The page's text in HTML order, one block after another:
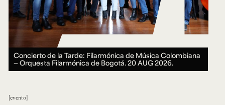
Concierto de la Tarde: Filarmónica de Música Colombiana
— Orquesta Filarmónica de Bogotá.20 AUG 2026.
evento